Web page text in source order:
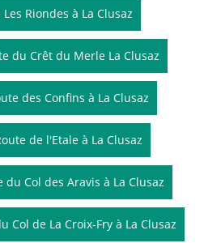
Riondes à La Clusaz
du Crêt du Merle La Clusaz
des Confins à La Clusaz
de l'Etale à La Clusaz
du Col des Aravis à La Clusaz
Col de La Croix-Fry à La Clusaz